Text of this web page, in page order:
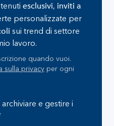
esclusivi, inviti a
personalizzate per
sui trend di settore
lavoro.
quando vuoi.
sulla privacy per ogni
e gestire i